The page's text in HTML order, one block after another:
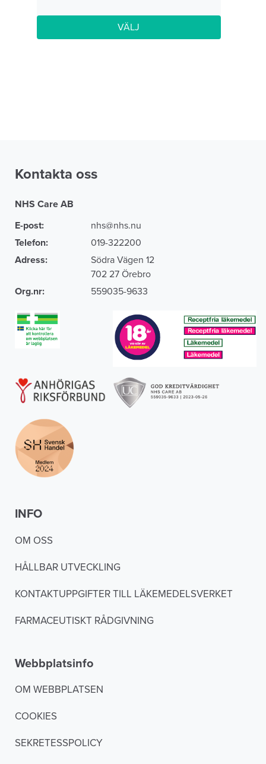
VÄLJ
Kontakta oss
NHS Care AB
E-post:
nhs@nhs.nu
Telefon:
019-322200
Adress:
Södra Vägen 12
702 27 Örebro
Org.nr:
559035-9633
INFO
OM OSS
HÅLLBAR UTVECKLING
KONTAKTUPPGIFTER TILL LÄKEMEDELSVERKET
FARMACEUTISKT RÅDGIVNING
Webbplatsinfo
OM WEBBPLATSEN
COOKIES
SEKRETESSPOLICY